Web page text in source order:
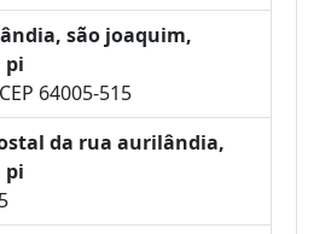
são joaquim,
pi
64005-515
da rua aurilândia,
pi